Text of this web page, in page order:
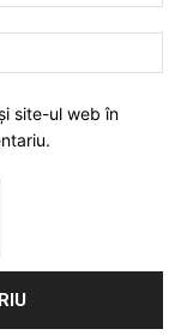
site-ul web în